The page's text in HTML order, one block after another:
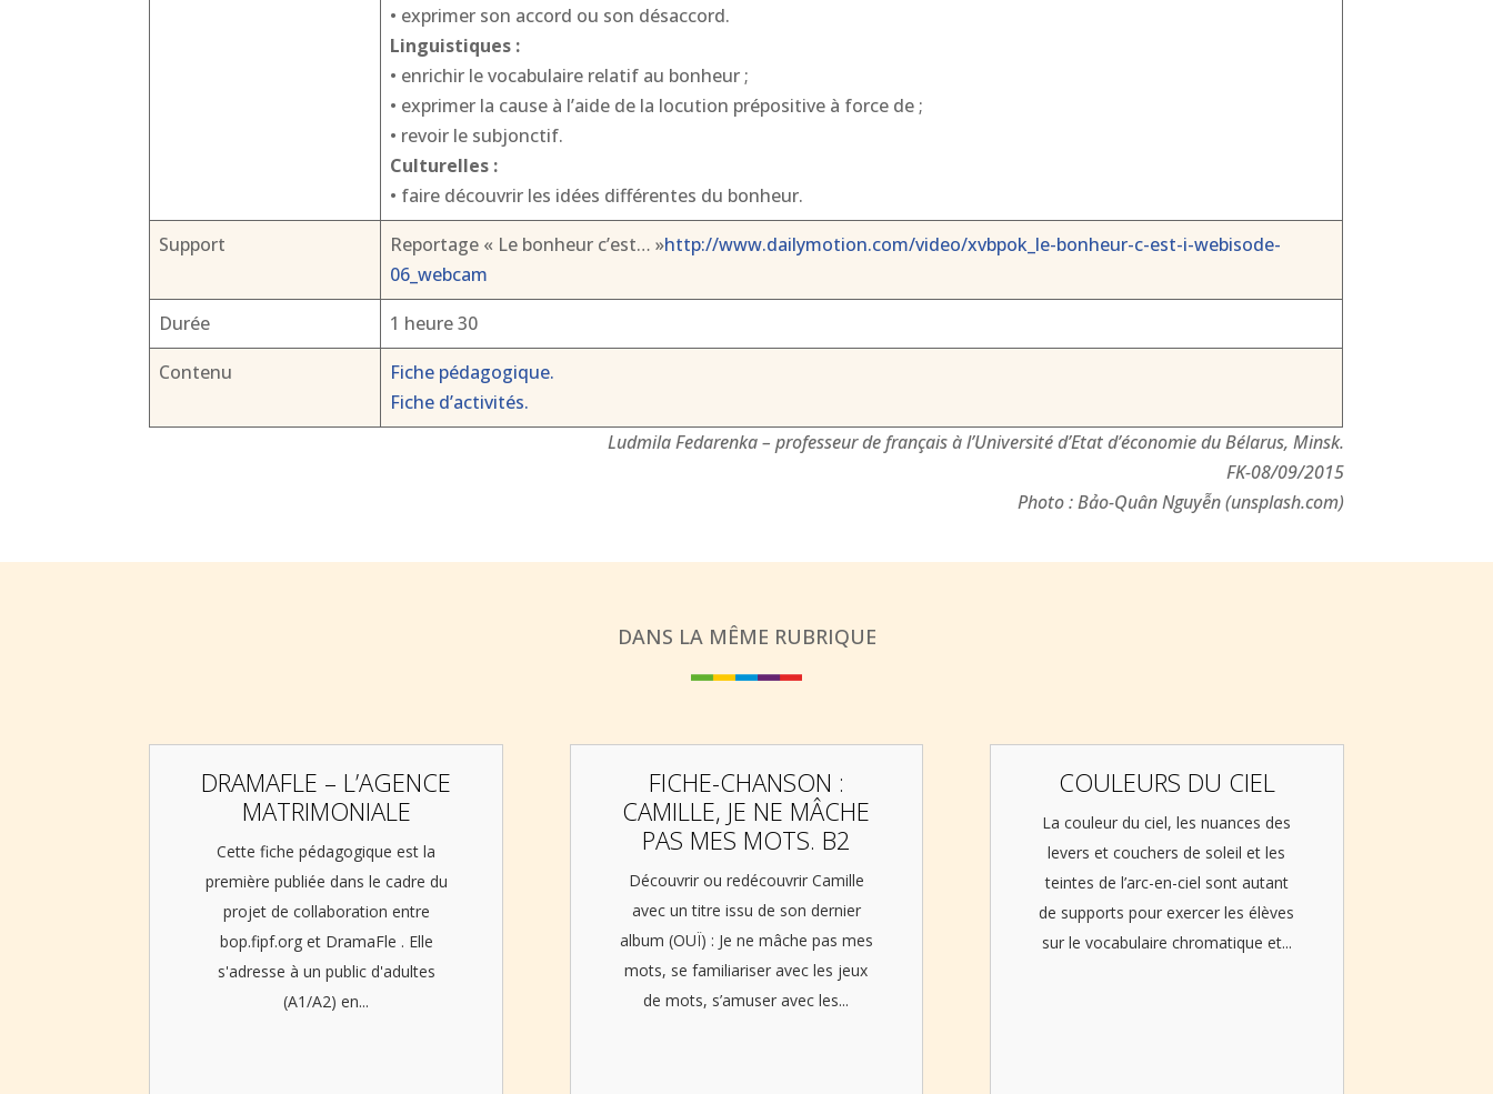
• exprimer son accord ou son désaccord.
Linguistiques :
• enrichir le vocabulaire relatif au bonheur ;
• exprimer la cause à l’aide de la locution prépositive à force de ;
• revoir le subjonctif.
Culturelles :
• faire découvrir les idées différentes du bonheur.
Support
Reportage « Le bonheur c’est… »http://www.dailymotion.com/video/xvbpok_le-bonheur-c-est-i-webisode-
06_webcam
Durée
1 heure 30
Contenu
Fiche pédagogique.
Fiche d’activités.
Ludmila Fedarenka – professeur de français à l’Université d’Etat d’économie du Bélarus, Minsk.
FK-08/09/2015
Photo : Bảo-Quân Nguyễn (unsplash.com)
DANS LA MÊME RUBRIQUE
DRAMAFLE – L’AGENCE
MATRIMONIALE
Cette fiche pédagogique est la
première publiée dans le cadre du
projet de collaboration entre
bop.fipf.org et DramaFle . Elle
s'adresse à un public d'adultes
(A1/A2) en...
FICHE-CHANSON :
CAMILLE, JE NE MÂCHE
PAS MES MOTS. B2
Découvrir ou redécouvrir Camille
avec un titre issu de son dernier
album (OUÏ) : Je ne mâche pas mes
mots, se familiariser avec les jeux
de mots, s’amuser avec les...
COULEURS DU CIEL
La couleur du ciel, les nuances des
levers et couchers de soleil et les
teintes de l’arc-en-ciel sont autant
de supports pour exercer les élèves
sur le vocabulaire chromatique et...